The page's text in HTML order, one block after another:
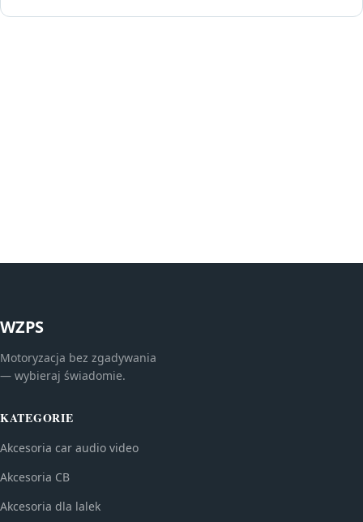
WZPS
Motoryzacja bez zgadywania
— wybieraj świadomie.
KATEGORIE
Akcesoria car audio video
Akcesoria CB
Akcesoria dla lalek